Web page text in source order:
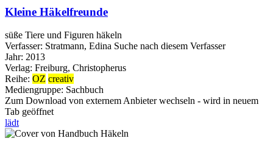
Kleine Häkelfreunde
süße Tiere und Figuren häkeln
Verfasser: Stratmann, Edina Suche nach diesem Verfasser
Jahr: 2013
Verlag: Freiburg, Christopherus
Reihe: OZ creativ
Mediengruppe: Sachbuch
Zum Download von externem Anbieter wechseln - wird in neuem
Tab geöffnet
lädt